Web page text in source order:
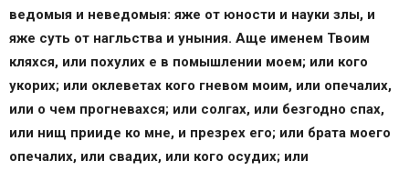
ведомыя и неведомыя: яже от юности и науки злы, и
яже суть от нагльства и уныния. Аще именем Твоим
кляхся, или похулих е в помышлении моем; или кого
укорих; или оклеветах кого гневом моим, или опечалих,
или о чем прогневахся; или солгах, или безгодно спах,
или нищ прииде ко мне, и презрех его; или брата моего
опечалих, или свадих, или кого осудих; или